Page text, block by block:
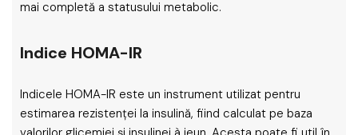
mai completă a statusului metabolic.
Indice HOMA-IR
Indicele HOMA-IR este un instrument utilizat pentru
estimarea rezistenței la insulină, fiind calculat pe baza